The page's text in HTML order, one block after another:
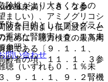
険性がより大きくなるの
ましい）、アミノグリコシ
波音に始まり低周波音へと
ために、聴力検査の最高周
である〔９．１．１、
齢者の項、１１．１．３参
％未満）〔８．２参
篤な腎障害（０．１％未
参照〕。
（いずれも０．１％未
、９．１．１、９．２腎機
を目的としたプログラム
問い合わせ